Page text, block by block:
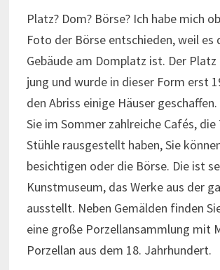
Platz? Dom? Börse? Ich habe mich
Foto der Börse entschieden, weil es
Gebäude am Domplatz ist. Der
jung und wurde in dieser Form erst
den Abriss einige Häuser
Sie im Sommer zahlreiche Cafés, die
Stühle rausgestellt haben, Sie
besichtigen oder die Börse. Die ist
Kunstmuseum, das Werke aus der
ausstellt. Neben Gemälden finden
eine große Porzellansammlung mit
Porzellan aus dem 18. Jahrhundert.